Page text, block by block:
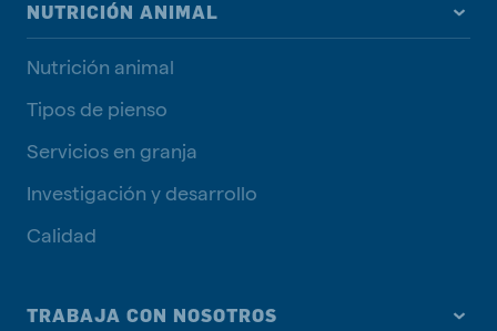
NUTRICIÓN ANIMAL
Nutrición animal
Tipos de pienso
Servicios en granja
Investigación y desarrollo
Calidad
TRABAJA CON NOSOTROS